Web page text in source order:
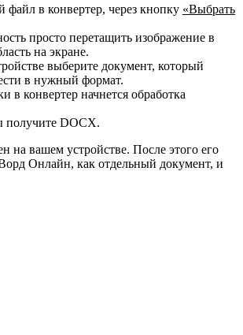
файл в конвертер, через кнопку «Выбрать
просто перетащить изображение в
на экране.
выберите документ, который
в нужный формат.
в конвертер начнется обработка
получите DOCX.
на вашем устройстве. После этого его
Онлайн, как отдельный документ, и